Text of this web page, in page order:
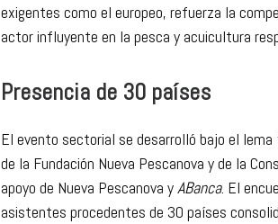
exigentes como el europeo, refuerza la
actor influyente en la pesca y acuicultura
Presencia de 30 países
El evento sectorial se desarrolló bajo el lema
de la Fundación Nueva Pescanova y de la
apoyo de Nueva Pescanova yABanca. El
asistentes procedentes de 30 países